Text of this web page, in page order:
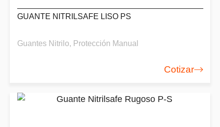
GUANTE NITRILSAFE LISO PS
Guantes Nitrilo, Protección Manual
Cotizar